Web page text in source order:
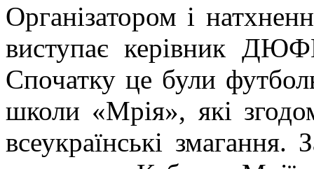
Організатором і
виступає керівник
Спочатку це були
школи «Мрія», які
всеукраїнські